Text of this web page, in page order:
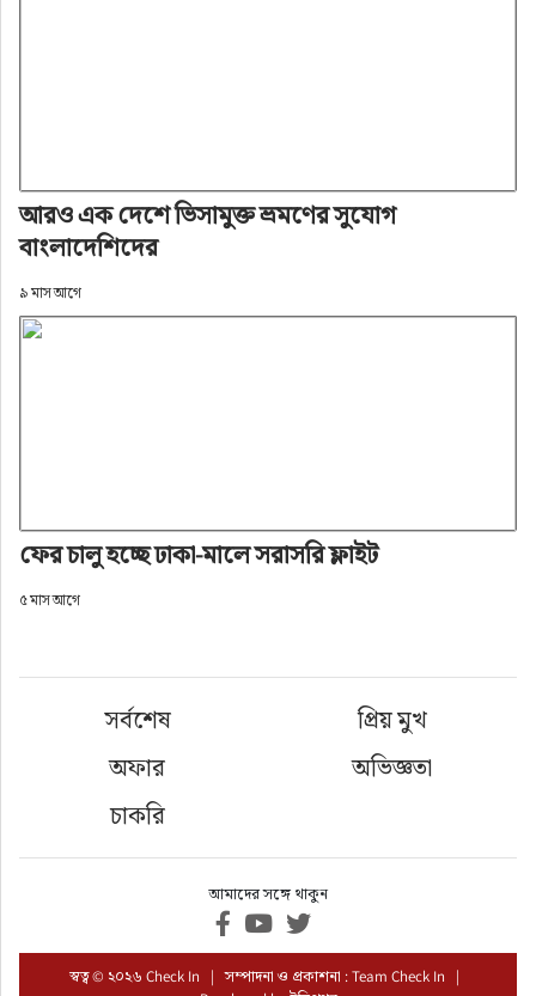
আরও এক দেশে ভিসামুক্ত ভ্রমণের সুযোগ
বাংলাদেশিদের
৯ মাস আগে
ফের চালু হচ্ছে ঢাকা-মালে সরাসরি ফ্লাইট
৫ মাস আগে
সর্বশেষ
প্রিয় মুখ
অফার
অভিজ্ঞতা
চাকরি
আমাদের সঙ্গে থাকুন
স্বত্ব © ২০২৬ Check In | সম্পাদনা ও প্রকাশনা : Team Check In |